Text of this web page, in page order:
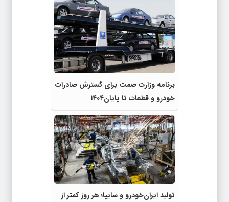
برنامه وزارت صمت برای گسترش صادرات
خودرو و قطعات تا پایان۱۴۰۴
تولید ایران‌خودرو و سایپا؛ هر روز کمتر از